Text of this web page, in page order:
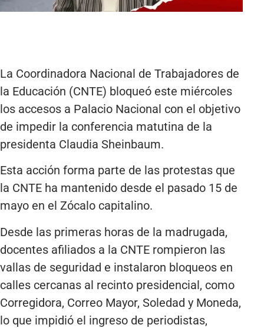
La Coordinadora Nacional de Trabajadores de
la Educación (CNTE) bloqueó este miércoles
los accesos a Palacio Nacional con el objetivo
de impedir la conferencia matutina de la
presidenta Claudia Sheinbaum.
Esta acción forma parte de las protestas que
la CNTE ha mantenido desde el pasado 15 de
mayo en el Zócalo capitalino.
Desde las primeras horas de la madrugada,
docentes afiliados a la CNTE rompieron las
vallas de seguridad e instalaron bloqueos en
calles cercanas al recinto presidencial, como
Corregidora, Correo Mayor, Soledad y Moneda,
lo que impidió el ingreso de periodistas,